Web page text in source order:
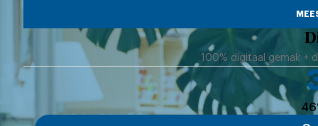
100% digitaal gemak +